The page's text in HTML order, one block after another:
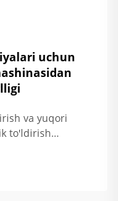
uchun
va yuqori
to'ldirish
1200 ta